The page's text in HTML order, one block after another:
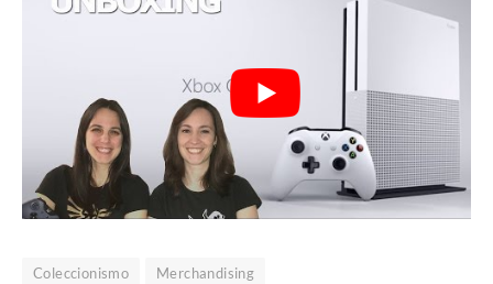
Coleccionismo Merchandising